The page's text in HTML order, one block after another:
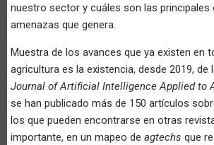
nuestro sector y cuáles son las principales
amenazas que genera.
Muestra de los avances que ya existen en
agricultura es la existencia, desde 2019, de
Journal of Artificial Intelligence Applied to
se han publicado más de 150 artículos
los que pueden encontrarse en otras
importante, en un mapeo de agtechs que